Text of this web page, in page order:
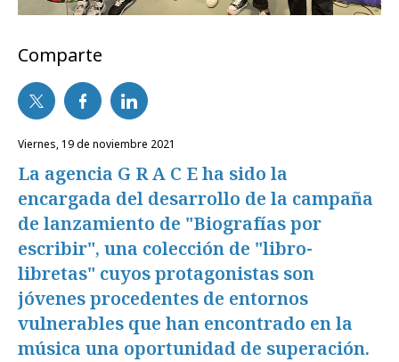
Comparte
viernes, 19 de noviembre 2021
La agencia G R A C E ha sido la
encargada del desarrollo de la campaña
de lanzamiento de "Biografías por
escribir", una colección de "libro-
libretas" cuyos protagonistas son
jóvenes procedentes de entornos
vulnerables que han encontrado en la
música una oportunidad de superación.